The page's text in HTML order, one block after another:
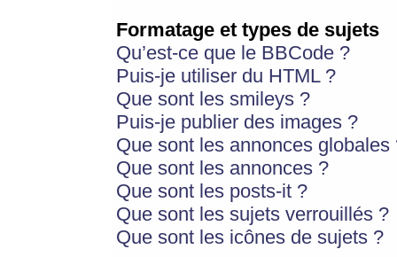
Formatage et types de sujets
Qu’est-ce que le BBCode ?
Puis-je utiliser du HTML ?
Que sont les smileys ?
Puis-je publier des images ?
Que sont les annonces globales
Que sont les annonces ?
Que sont les posts-it ?
Que sont les sujets verrouillés ?
Que sont les icônes de sujets ?